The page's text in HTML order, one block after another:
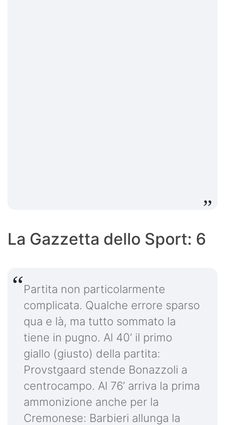
La Gazzetta dello Sport: 6
Partita non particolarmente
complicata. Qualche errore sparso
qua e là, ma tutto sommato la
tiene in pugno. Al 40’ il primo
giallo (giusto) della partita:
Provstgaard stende Bonazzoli a
centrocampo. Al 76’ arriva la prima
ammonizione anche per la
Cremonese: Barbieri allunga la